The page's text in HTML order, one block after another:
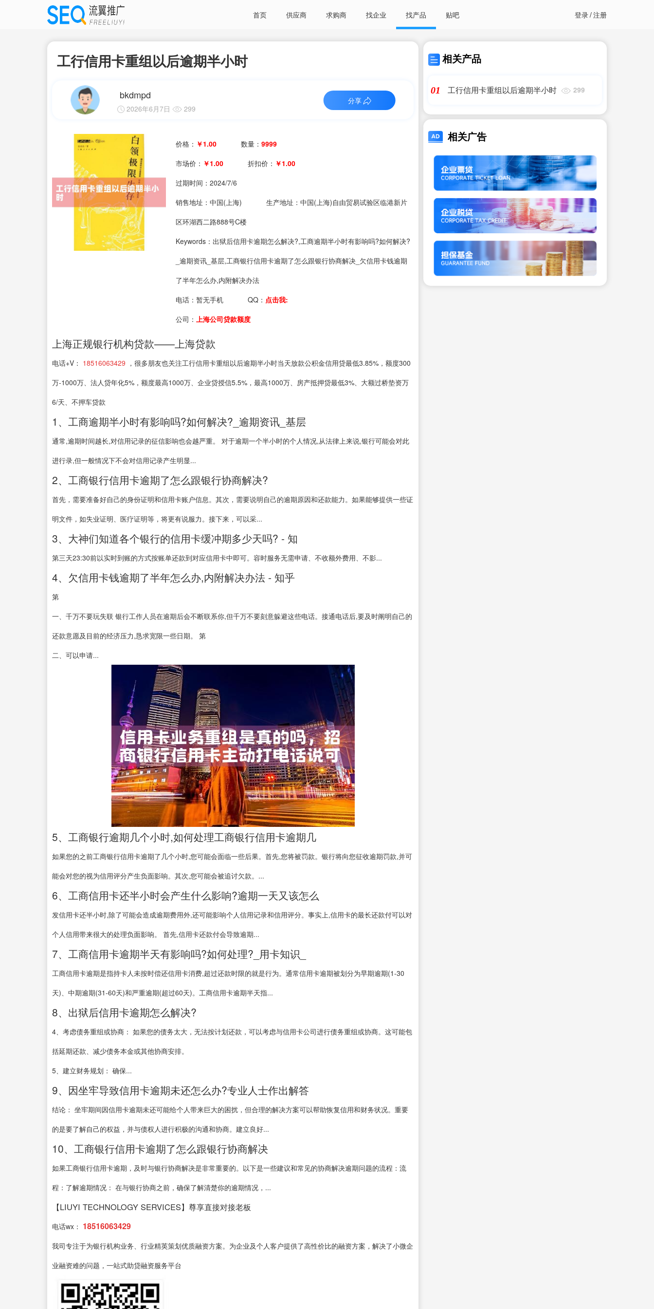
首页 供应商 求购商 找企业 找产品 贴吧 登录/注册
工行信用卡重组以后逾期半小时
bkdmpd
2026年6月7日 299
分享
价格： ￥1.00 数量：9999
市场价： ￥1.00 折扣价： ￥1.00
过期时间：2024/7/6
销售地址：中国(上海)
生产地址：中国(上海)自由贸易试验区临港新片
区环湖西二路888号C楼
Keywords：出狱后信用卡逾期怎么解决?,工商逾期半小时有影响吗?如何解决?
_逾期资讯_基层,工商银行信用卡逾期了怎么跟银行协商解决_欠信用卡钱逾期
了半年怎么办,内附解决办法
电话：暂无手机 QQ： 点击我:
公司：上海公司贷款额度
上海正规银行机构贷款——上海贷款
电话+V： 18516063429 ，很多朋友也关注工行信用卡重组以后逾期半小时当天放款公积金信用贷最低3.85%，额度300
万-1000万、法人贷年化5%，额度最高1000万、企业贷授信5.5%，最高1000万、房产抵押贷最低3%、大额过桥垫资万
6/天、不押车贷款
1、工商逾期半小时有影响吗?如何解决?_逾期资讯_基层
通常,逾期时间越长,对信用记录的征信影响也会越严重。 对于逾期一个半小时的个人情况,从法律上来说,银行可能会对此
进行录,但一般情况下不会对信用记录产生明显...
2、工商银行信用卡逾期了怎么跟银行协商解决?
首先，需要准备好自己的身份证明和信用卡账户信息。其次，需要说明自己的逾期原因和还款能力。如果能够提供一些证
明文件，如失业证明、医疗证明等，将更有说服力。接下来，可以采...
3、大神们知道各个银行的信用卡缓冲期多少天吗? - 知
第三天23:30前以实时到账的方式按账单还款到对应信用卡中即可。容时服务无需申请、不收额外费用、不影...
4、欠信用卡钱逾期了半年怎么办,内附解决办法 - 知乎
第
一、千万不要玩失联 银行工作人员在逾期后会不断联系你,但千万不要刻意躲避这些电话。接通电话后,要及时阐明自己的
还款意愿及目前的经济压力,恳求宽限一些日期。 第
二、可以申请...
5、工商银行逾期几个小时,如何处理工商银行信用卡逾期几
如果您的之前工商银行信用卡逾期了几个小时,您可能会面临一些后果。首先,您将被罚款。银行将向您征收逾期罚款,并可
能会对您的视为信用评分产生负面影响。其次,您可能会被追讨欠款。...
6、工商信用卡还半小时会产生什么影响?逾期一天又该怎么
发信用卡还半小时,除了可能会造成逾期费用外,还可能影响个人信用记录和信用评分。事实上,信用卡的最长还款付可以对
个人信用带来很大的处理负面影响。 首先,信用卡还款付会导致逾期...
7、工商信用卡逾期半天有影响吗?如何处理?_用卡知识_
工商信用卡逾期是指持卡人未按时偿还信用卡消费,超过还款时限的就是行为。通常信用卡逾期被划分为早期逾期(1-30
天)、中期逾期(31-60天)和严重逾期(超过60天)。工商信用卡逾期半天指...
8、出狱后信用卡逾期怎么解决?
4、考虑债务重组或协商： 如果您的债务太大，无法按计划还款，可以考虑与信用卡公司进行债务重组或协商。这可能包
括延期还款、减少债务本金或其他协商安排。
5、建立财务规划： 确保...
9、因坐牢导致信用卡逾期未还怎么办?专业人士作出解答
结论： 坐牢期间因信用卡逾期未还可能给个人带来巨大的困扰，但合理的解决方案可以帮助恢复信用和财务状况。重要
的是要了解自己的权益，并与债权人进行积极的沟通和协商。建立良好...
10、工商银行信用卡逾期了怎么跟银行协商解决
如果工商银行信用卡逾期，及时与银行协商解决是非常重要的。以下是一些建议和常见的协商解决逾期问题的流程：流
程：了解逾期情况： 在与银行协商之前，确保了解清楚你的逾期情况，...
【LIUYI TECHNOLOGY SERVICES】尊享直接对接老板
电话wx： 18516063429
我司专注于为银行机构业务、行业精英策划优质融资方案。为企业及个人客户提供了高性价比的融资方案，解决了小微企
业融资难的问题，一站式助贷融资服务平台
相关产品
01 工行信用卡重组以后逾期半小时 299
相关广告